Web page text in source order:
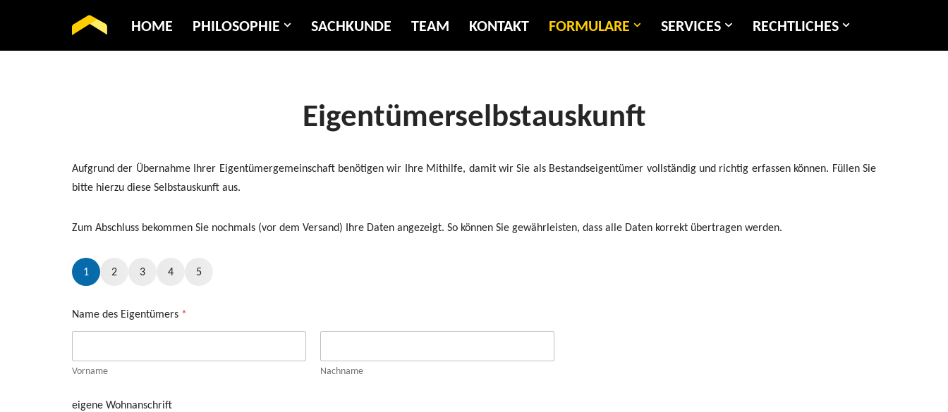
HOME PHILOSOPHIE SACHKUNDE TEAM KONTAKT FORMULARE SERVICES RECHTLICHES
Eigentümerselbstauskunft
Aufgrund der Übernahme Ihrer Eigentümergemeinschaft benötigen wir Ihre Mithilfe, damit wir Sie als Bestandseigentümer vollständig und richtig erfassen können. Füllen Sie
bitte hierzu diese Selbstauskunft aus.
Zum Abschluss bekommen Sie nochmals (vor dem Versand) Ihre Daten angezeigt. So können Sie gewährleisten, dass alle Daten korrekt übertragen werden.
1 2 3 4 5
Name des Eigentümers *
Vorname Nachname
eigene Wohnanschrift